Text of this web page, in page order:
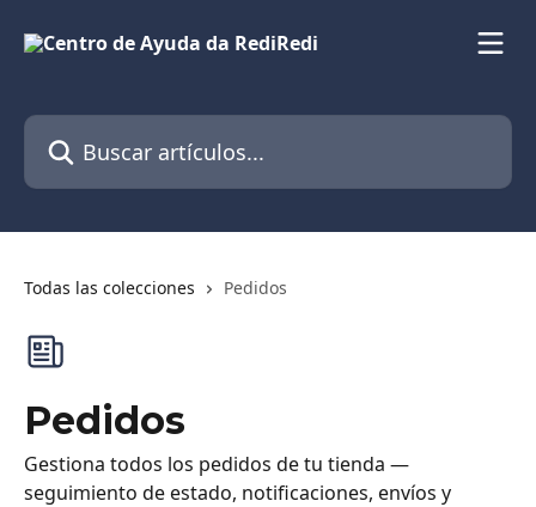
Buscar artículos...
Todas las colecciones Pedidos
Pedidos
Gestiona todos los pedidos de tu tienda —
seguimiento de estado, notificaciones, envíos y